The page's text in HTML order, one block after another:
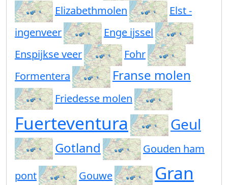
Elizabethmolen
Elst -
ingenveer
Enge ijssel
Enspijkse veer
Fohr
Formentera
Franse molen
Friedesse molen
Fuerteventura Geul
Gotland
Gouden ham
pont
Gouwe
Gran